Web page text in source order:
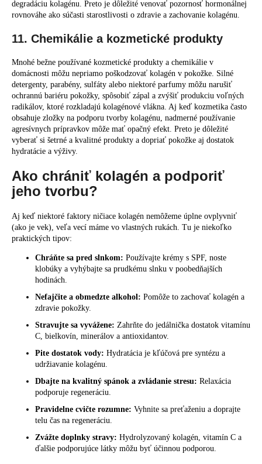
degradáciu kolagénu. Preto je dôležité venovať pozornosť hormonálnej
rovnováhe ako súčasti starostlivosti o zdravie a zachovanie kolagénu.
11. Chemikálie a kozmetické produkty
Mnohé bežne používané kozmetické produkty a chemikálie v
domácnosti môžu nepriamo poškodzovať kolagén v pokožke. Silné
detergenty, parabény, sulfáty alebo niektoré parfumy môžu narušiť
ochrannú bariéru pokožky, spôsobiť zápal a zvýšiť produkciu voľných
radikálov, ktoré rozkladajú kolagénové vlákna. Aj keď kozmetika často
obsahuje zložky na podporu tvorby kolagénu, nadmerné používanie
agresívnych prípravkov môže mať opačný efekt. Preto je dôležité
vyberať si šetrné a kvalitné produkty a dopriať pokožke aj dostatok
hydratácie a výživy.
Ako chrániť kolagén a podporiť
jeho tvorbu?
Aj keď niektoré faktory ničiace kolagén nemôžeme úplne ovplyvniť
(ako je vek), veľa vecí máme vo vlastných rukách. Tu je niekoľko
praktických tipov:
Chráňte sa pred slnkom: Používajte krémy s SPF, noste
klobúky a vyhýbajte sa prudkému slnku v poobedňajších
hodinách.
Nefajčite a obmedzte alkohol: Pomôže to zachovať kolagén a
zdravie pokožky.
Stravujte sa vyvážene: Zahrňte do jedálnička dostatok vitamínu
C, bielkovín, minerálov a antioxidantov.
Pite dostatok vody: Hydratácia je kľúčová pre syntézu a
udržiavanie kolagénu.
Dbajte na kvalitný spánok a zvládanie stresu: Relaxácia
podporuje regeneráciu.
Pravidelne cvičte rozumne: Vyhnite sa preťaženiu a doprajte
telu čas na regeneráciu.
Zvážte doplnky stravy: Hydrolyzovaný kolagén, vitamín C a
ďalšie podporujúce látky môžu byť účinnou podporou.